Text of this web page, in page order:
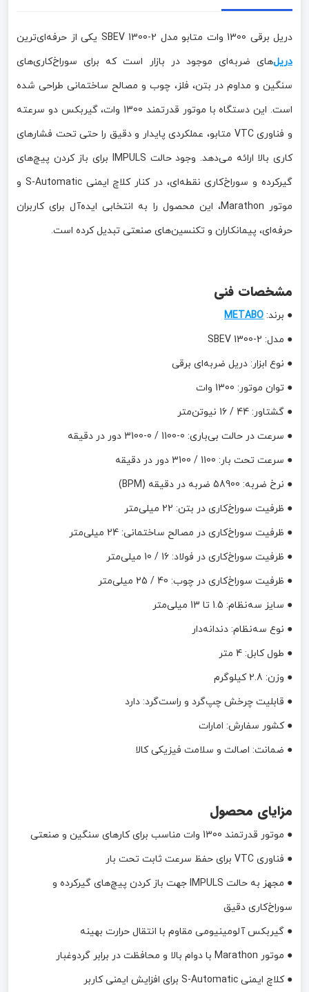
دریل برقی 1300 وات متابو مدل SBEV 1300-2 یکی از حرفه‌ای‌ترین
دریل‌های ضربه‌ای موجود در بازار است که برای سوراخ‌کاری‌های
سنگین و مداوم در بتن، فلز، چوب و مصالح ساختمانی طراحی شده
است. این دستگاه با موتور قدرتمند 1300 وات، گیربکس دو سرعته
و فناوری VTC متابو، عملکردی پایدار و دقیق را حتی تحت فشارهای
کاری بالا ارائه می‌دهد. وجود حالت IMPULS برای باز کردن پیچ‌های
گیرکرده و سوراخ‌کاری نقطه‌ای، در کنار کلاچ ایمنی S-Automatic و
موتور Marathon، این محصول را به انتخابی ایده‌آل برای کاربران
حرفه‌ای، پیمانکاران و تکنسین‌های صنعتی تبدیل کرده است.
مشخصات فنی
● برند: METABO
● مدل: SBEV 1300-2
● نوع ابزار: دریل ضربه‌ای برقی
● توان موتور: 1300 وات
● گشتاور: 44 / 16 نیوتن‌متر
● سرعت در حالت بی‌باری: 0-1100 / 0-3100 دور در دقیقه
● سرعت تحت بار: 1100 / 3100 دور در دقیقه
● نرخ ضربه: 58900 ضربه در دقیقه (BPM)
● ظرفیت سوراخ‌کاری در بتن: 22 میلی‌متر
● ظرفیت سوراخ‌کاری در مصالح ساختمانی: 24 میلی‌متر
● ظرفیت سوراخ‌کاری در فولاد: 16 / 10 میلی‌متر
● ظرفیت سوراخ‌کاری در چوب: 40 / 25 میلی‌متر
● سایز سه‌نظام: 1.5 تا 13 میلی‌متر
● نوع سه‌نظام: دندانه‌دار
● طول کابل: 4 متر
● وزن: 2.8 کیلوگرم
● قابلیت چرخش چپ‌گرد و راست‌گرد: دارد
● کشور سفارش: امارات
● ضمانت: اصالت و سلامت فیزیکی کالا
مزایای محصول
● موتور قدرتمند 1300 وات مناسب برای کارهای سنگین و صنعتی
● فناوری VTC برای حفظ سرعت ثابت تحت بار
● مجهز به حالت IMPULS جهت باز کردن پیچ‌های گیرکرده و
سوراخ‌کاری دقیق
● گیربکس آلومینیومی مقاوم با انتقال حرارت بهینه
● موتور Marathon با دوام بالا و محافظت در برابر گردوغبار
● کلاچ ایمنی S-Automatic برای افزایش ایمنی کاربر